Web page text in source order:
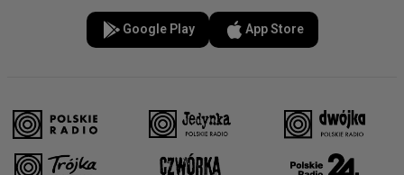
Google Play App Store